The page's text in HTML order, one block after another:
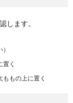
します。
く
もの上に置く